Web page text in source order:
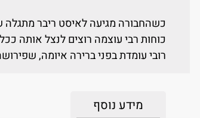
כשהחבורה מגיעה לאיסט ריבר מתגלה
כוחות רבי עוצמה רוצים לנצל אותה
רובי עומדת בפני ברירה איומה,
מידע נוסף